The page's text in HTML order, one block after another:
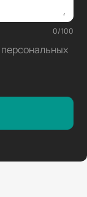
0/100
персональных